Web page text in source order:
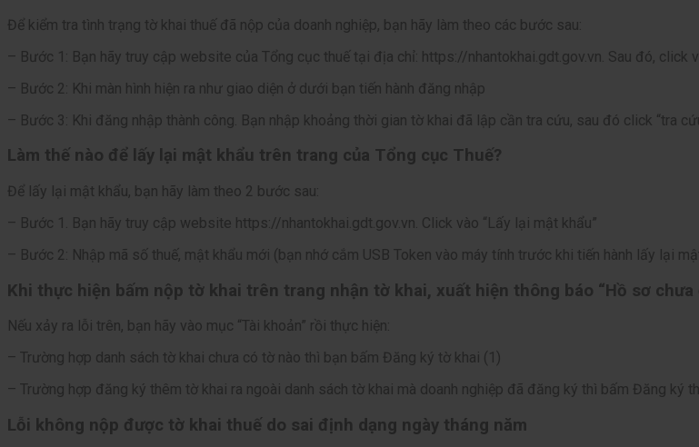
Để kiểm tra tình trạng tờ khai thuế đã nộp của doanh nghiệp, bạn hãy làm theo các bước sau:
– Bước 1: Bạn hãy truy cập website của Tổng cục thuế tại địa chỉ: https://nhantokhai.gdt.gov.vn. Sau đó, click
– Bước 2: Khi màn hình hiện ra như giao diện ở dưới bạn tiến hành đăng nhập
– Bước 3: Khi đăng nhập thành công. Bạn nhập khoảng thời gian tờ khai đã lập cần tra cứu, sau đó click “tra
Làm thế nào để lấy lại mật khẩu trên trang của Tổng cục Thuế?
Để lấy lại mật khẩu, bạn hãy làm theo 2 bước sau:
– Bước 1. Bạn hãy truy cập website https://nhantokhai.gdt.gov.vn. Click vào “Lấy lại mật khẩu”
– Bước 2: Nhập mã số thuế, mật khẩu mới (bạn nhớ cắm USB Token vào máy tính trước khi tiến hành lấy lại
Khi thực hiện bấm nộp tờ khai trên trang nhận tờ khai, xuất hiện thông báo “Hồ sơ chưa
Nếu xảy ra lỗi trên, bạn hãy vào mục “Tài khoản” rồi thực hiện:
– Trường hợp danh sách tờ khai chưa có tờ nào thì bạn bấm Đăng ký tờ khai (1)
– Trường hợp đăng ký thêm tờ khai ra ngoài danh sách tờ khai mà doanh nghiệp đã đăng ký thì bấm Đăng ký
Lỗi không nộp được tờ khai thuế do sai định dạng ngày tháng năm